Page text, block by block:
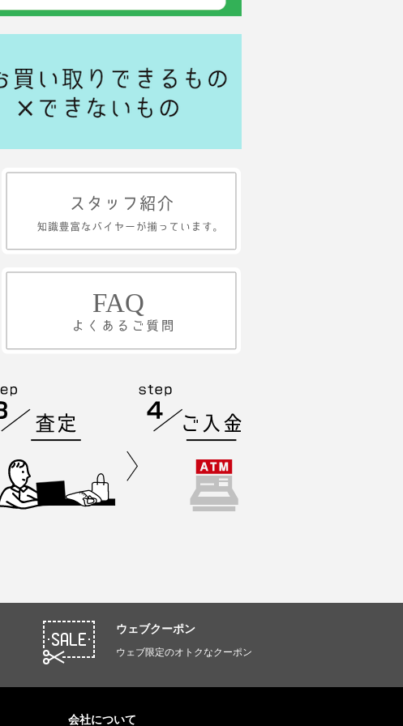
ウェブクーポン
ウェブ限定のオトクなクーポン
会社について